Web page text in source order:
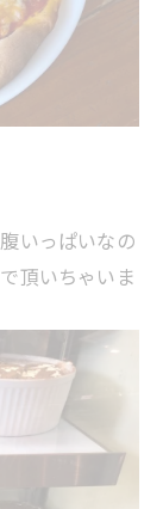
いっぱいなの
頂いちゃいま